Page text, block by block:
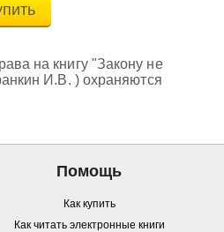
на книгу "Закону не
И.В. ) охраняются
Помощь
Как купить
Как читать электронные книги